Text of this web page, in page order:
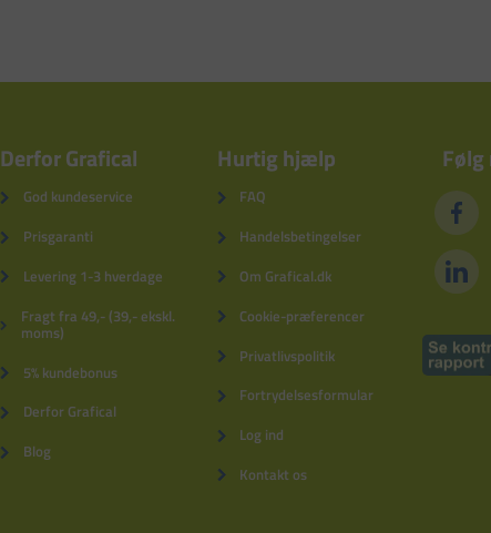
Derfor Grafical
God kundeservice
Prisgaranti
Levering 1-3 hverdage
Fragt fra 49,- (39,- ekskl.
moms)
5% kundebonus
Derfor Grafical
Blog
Hurtig hjælp
FAQ
Handelsbetingelser
Om Grafical.dk
Cookie-præferencer
Privatlivspolitik
Fortrydelsesformular
Log ind
Kontakt os
Følg